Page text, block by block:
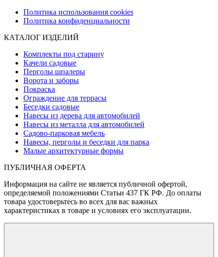
Политика использования cookies
Политика конфиденциальности
КАТАЛОГ ИЗДЕЛИЙ
Комплекты под старину
Качели садовые
Перголы шпалеры
Ворота и заборы
Покраска
Ограждение для террасы
Беседки садовые
Навесы из дерева для автомобилей
Навесы из металла для автомобилей
Садово-парковая мебель
Навесы, перголы и беседки для парка
Малые архитектурные формы
ПУБЛИЧНАЯ ОФЕРТА
Информация на сайте не является публичной офертой,
определяемой положениями Статьи 437 ГК РФ. До оплаты
товара удостоверьтесь во всех для вас важных
характеристиках в товаре и условиях его эксплуатации.